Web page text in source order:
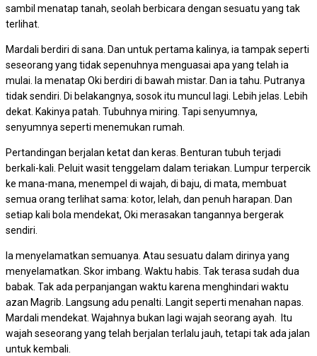
sambil menatap tanah, seolah berbicara dengan sesuatu yang tak
terlihat.
Mardali berdiri di sana. Dan untuk pertama kalinya, ia tampak seperti
seseorang yang tidak sepenuhnya menguasai apa yang telah ia
mulai. Ia menatap Oki berdiri di bawah mistar. Dan ia tahu. Putranya
tidak sendiri. Di belakangnya, sosok itu muncul lagi. Lebih jelas. Lebih
dekat. Kakinya patah. Tubuhnya miring. Tapi senyumnya,
senyumnya seperti menemukan rumah.
Pertandingan berjalan ketat dan keras. Benturan tubuh terjadi
berkali-kali. Peluit wasit tenggelam dalam teriakan. Lumpur terpercik
ke mana-mana, menempel di wajah, di baju, di mata, membuat
semua orang terlihat sama: kotor, lelah, dan penuh harapan. Dan
setiap kali bola mendekat, Oki merasakan tangannya bergerak
sendiri.
Ia menyelamatkan semuanya. Atau sesuatu dalam dirinya yang
menyelamatkan. Skor imbang. Waktu habis. Tak terasa sudah dua
babak. Tak ada perpanjangan waktu karena menghindari waktu
azan Magrib. Langsung adu penalti. Langit seperti menahan napas.
Mardali mendekat. Wajahnya bukan lagi wajah seorang ayah. Itu
wajah seseorang yang telah berjalan terlalu jauh, tetapi tak ada jalan
untuk kembali.